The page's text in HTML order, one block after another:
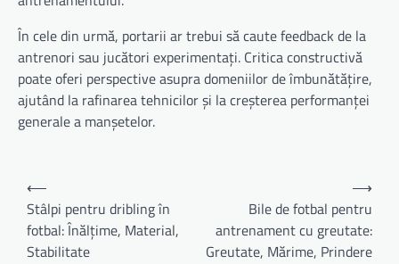
În cele din urmă, portarii ar trebui să caute feedback de la
antrenori sau jucători experimentați. Critica constructivă
poate oferi perspective asupra domeniilor de îmbunătățire,
ajutând la rafinarea tehnicilor și la creșterea performanței
generale a manșetelor.
Post
navigation
⟵
Stâlpi pentru dribling în
fotbal: Înălțime, Material,
Stabilitate
Bile de fotbal pentru
antrenament cu greutate:
Greutate, Mărime, Prindere
⟶